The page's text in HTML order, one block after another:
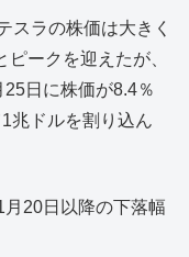
スラの株価は大きく
ークを迎えたが、
日に株価が8.4％
兆ドルを割り込ん
月20日以降の下落幅